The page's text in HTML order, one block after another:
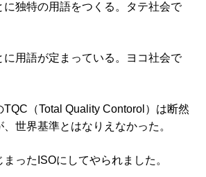
独特の用語をつくる。タテ社会で
用語が定まっている。ヨコ社会で
（Total Quality Contorol）は断然
世界基準とはなりえなかった。
ったISOにしてやられました。